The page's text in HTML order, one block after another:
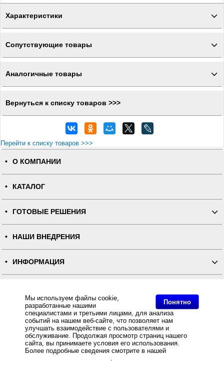
Понятно
Мы используем файлы cookie,
разработанные нашими
специалистами и третьими лицами, для анализа
событий на нашем веб-сайте, что позволяет нам
улучшать взаимодействие с пользователями и
обслуживание. Продолжая просмотр страниц нашего
сайта, вы принимаете условия его использования.
Более подробные сведения смотрите в нашей
.
Характеристики
Сопутствующие товары
Аналогичные товары
Вернуться к списку товаров >>>
Перейти к списку товаров >>>
О КОМПАНИИ
КАТАЛОГ
ГОТОВЫЕ РЕШЕНИЯ
НАШИ ВНЕДРЕНИЯ
ИНФОРМАЦИЯ
ПОЛНАЯ ВЕРСИЯ
Интернет-магазин "ПОСЛЭНД" - торгового оборудования, оборудования для автоматизации общепита и
торговли, расходных материалов
Все права защищены, ООО "ПОСЛЭНД" © 2008-2026.
Политика конфиденциальности
Основное: Нейлоновая лента премиум двусторонняя NT620B для ТТ-печати белая 70мм/200м,
Интернет магазин Stick-Rib предлагает Нейлоновая лента премиум двусторонняя NT620B для ТТ-